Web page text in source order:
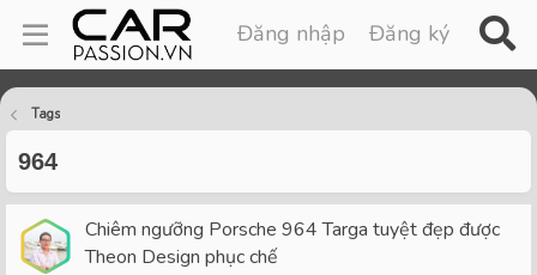
Đăng nhập Đăng ký
Tags
964
Chiêm ngưỡng Porsche 964 Targa tuyệt đẹp được
Theon Design phục chế